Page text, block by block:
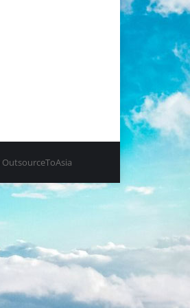
OutsourceToAsia